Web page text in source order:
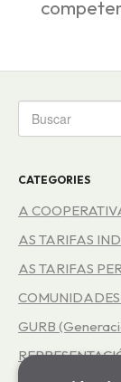
CATEGORIES
A
AS TARIFAS
AS TARIFAS
GURB